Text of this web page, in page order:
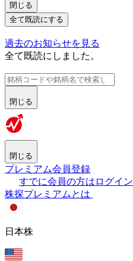
閉じる
全て既読にする
過去のお知らせを見る
全て既読にしました。
閉じる
閉じる
プレミアム会員登録
すでに会員の方はログイン
株探プレミアムとは
日本株